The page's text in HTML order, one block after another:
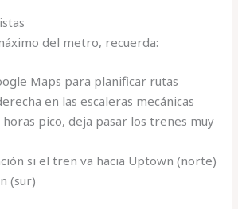
del metro, recuerda:
Maps para planificar rutas
en las escaleras mecánicas
horas pico, deja pasar los trenes muy
si el tren va hacia Uptown (norte)
(sur)